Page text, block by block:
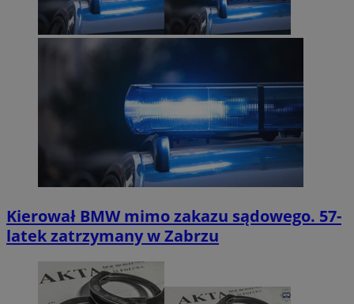
Kierował BMW mimo zakazu sądowego. 57-
latek zatrzymany w Zabrzu